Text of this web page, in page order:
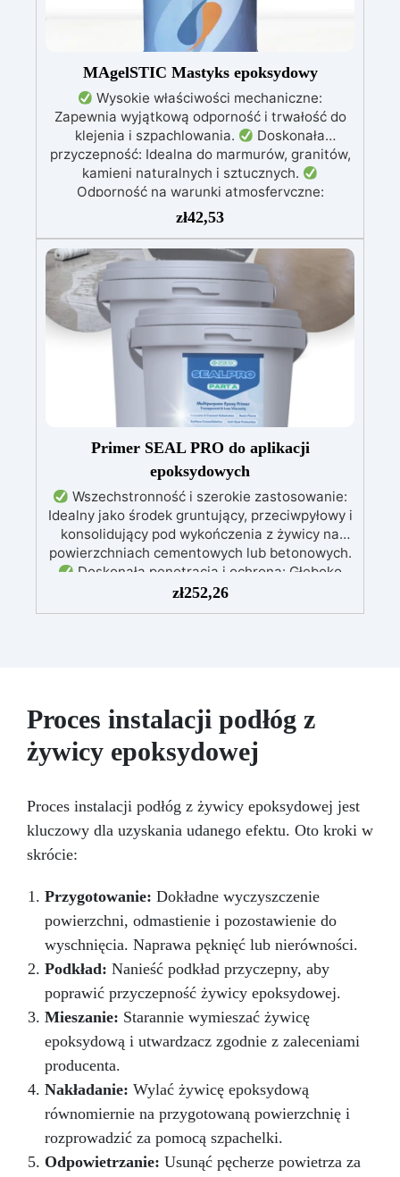
MAgelSTIC Mastyks epoksydowy
Wysokie właściwości mechaniczne:
Zapewnia wyjątkową odporność i trwałość do
klejenia i szpachlowania.
Doskonała
przyczepność: Idealna do marmurów, granitów,
kamieni naturalnych i sztucznych.
Odporność na warunki atmosferyczne:
Niezmienna w trudnych warunkach
atmosferycznych i odporna na promieniowanie
UV.
Aplikacje pionowe: Doskonała do
aplikacji na powierzchniach pionowych, bez
ryzyka skapnięcia.
Łatwa w użyciu: Proste
mieszanie w stosunku 100:50 dla optymalnych
wyników.
zł42,53
Primer SEAL PRO do aplikacji
epoksydowych
Wszechstronność i szerokie zastosowanie:
Idealny jako środek gruntujący, przeciwpyłowy i
konsolidujący pod wykończenia z żywicy na
powierzchniach cementowych lub betonowych.
Doskonała penetracja i ochrona: Głęboko
penetruje, stabilizując podłoże, redukując
pylenie i zwiększając odporność chemiczną
aplikacja, narzędzia można czyścić wodą.
Zgodność z normami CE: Certyfikowany
zgodnie z europejskimi normami EN 1504-2, co
zł252,26
Proces instalacji podłóg z
żywicy epoksydowej
Proces instalacji podłóg z żywicy epoksydowej jest
kluczowy dla uzyskania udanego efektu. Oto kroki w
skrócie:
Przygotowanie: Dokładne wyczyszczenie
powierzchni, odmastienie i pozostawienie do
wyschnięcia. Naprawa pęknięć lub nierówności.
Podkład: Nanieść podkład przyczepny, aby
poprawić przyczepność żywicy epoksydowej.
Mieszanie: Starannie wymieszać żywicę
epoksydową i utwardzacz zgodnie z zaleceniami
producenta.
Nakładanie: Wylać żywicę epoksydową
równomiernie na przygotowaną powierzchnię i
rozprowadzić za pomocą szpachelki.
Odpowietrzanie: Usunąć pęcherze powietrza za